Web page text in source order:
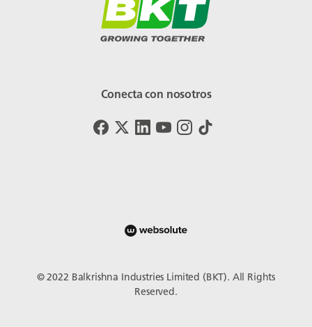
Conecta con nosotros
© 2022 Balkrishna Industries Limited (BKT). All Rights
Reserved.